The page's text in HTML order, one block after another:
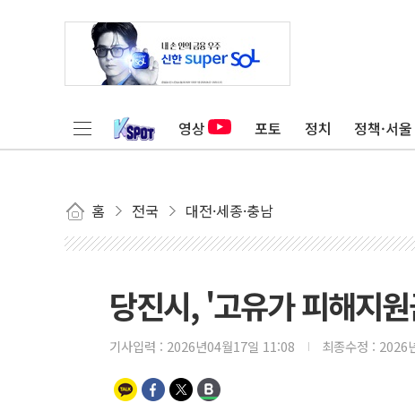
영상 포토 정치 정책·서울
홈 전국 대전·세종·충남
당진시, '고유가 피해지
기사입력 : 2026년04월17일 11:08 최종수정 : 2026